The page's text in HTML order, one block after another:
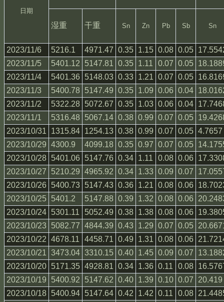
日期
湿重 干重 Sn Zn Pb Sb Sn
2023/11/6 5216.1 4971.47 0.35 1.15 0.08 0.05
2023/11/5
5401.12 5147.81 0.35 1.11 0.07 0.05
2023/11/4
5401.36 5148.03 0.33 1.21 0.07 0.05
2023/11/3
5400.78 5147.49 0.35 1.09 0.06 0.04
2023/11/2
5322.28 5072.67 0.35 1.03 0.06 0.04
2023/11/1
5316.48 5067.14 0.38 0.99 0.07 0.05
2023/10/31
1315.84 1254.13 0.38 0.99 0.07 0.05 4.7657
2023/10/29 4300.9 4099.18 0.35 0.97 0.07 0.05
2023/10/28 5401.06 5147.76 0.34 1.11 0.08 0.06
2023/10/27
5210.29 4965.92 0.34 1.33 0.09 0.07
2023/10/26 5400.73 5147.43 0.36 1.21 0.08 0.06
2023/10/25 5401.2 5147.88 0.39 1.32 0.08 0.06
2023/10/24 5301.11 5052.49 0.38 1.38 0.08 0.06
2023/10/23
5082.77 4844.39 0.43 1.29 0.07 0.05
2023/10/22 4678.11 4458.71 0.49 1.31 0.08 0.06
2023/10/21 3473.04 3310.15 0.40 1.45 0.09 0.07
2023/10/20 5171.35 4928.81 0.34 1.36 0.11 0.08
2023/10/19
5400.92 5147.62 0.40 1.39 0.10 0.07
20.419
2023/10/18 5400.94 5147.64 0.42 1.42 0.11 0.08